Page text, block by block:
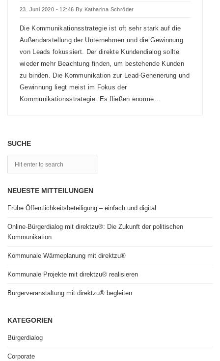
23. Juni 2020 - 12:46 By Katharina Schröder
Die Kommunikationsstrategie ist oft sehr stark auf die
Außendarstellung der Unternehmen und die Gewinnung
von Leads fokussiert. Der direkte Kundendialog sollte
wieder mehr Beachtung finden, um bestehende Kunden
zu binden. Die Kommunikation zur Lead-Generierung und
Gewinnung liegt meist im Fokus der
Kommunikationsstrategie. Es fließen enorme…
SUCHE
NEUESTE MITTEILUNGEN
Frühe Öffentlichkeitsbeteiligung – einfach und digital
Online-Bürgerdialog mit direktzu®: Die Zukunft der politischen
Kommunikation
Kommunale Wärmeplanung mit direktzu®
Kommunale Projekte mit direktzu® realisieren
Bürgerveranstaltung mit direktzu® begleiten
KATEGORIEN
Bürgerdialog
Corporate